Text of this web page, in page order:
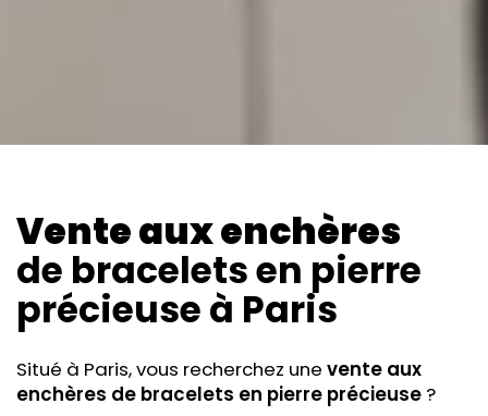
Vente aux enchères
de bracelets en pierre
précieuseà Paris
Situé à Paris, vous recherchez une vente aux
enchères de bracelets en pierre précieuse ?